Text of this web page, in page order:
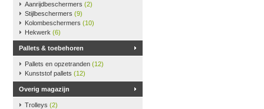
Aanrijdbeschermers (2)
Stijlbeschermers (9)
Kolombeschermers (10)
Hekwerk (6)
Pallets & toebehoren
Pallets en opzetranden (12)
Kunststof pallets (12)
Overig magazijn
Trolleys (2)